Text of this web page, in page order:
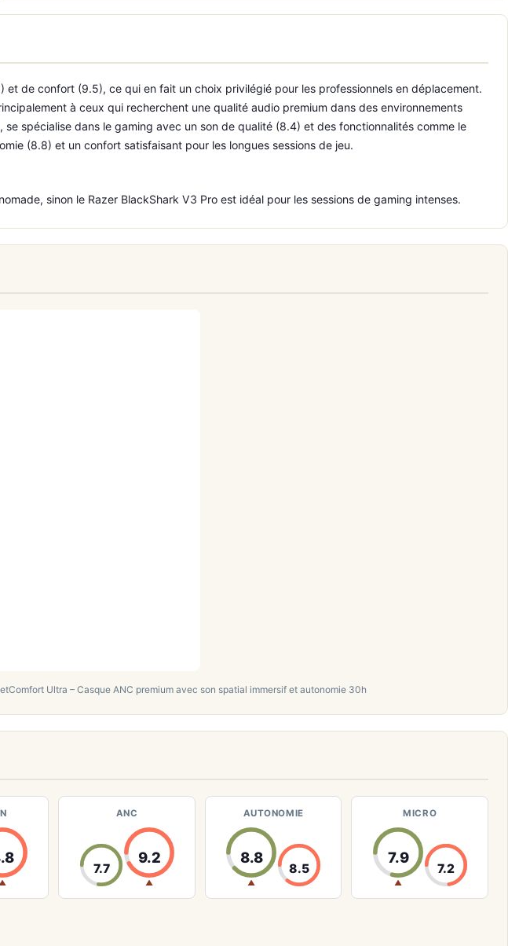
de confort (9.5), ce qui en fait un choix privilégié pour les professionnels en déplacement.
à ceux qui recherchent une qualité audio premium dans des environnements
spécialise dans le gaming avec un son de qualité (8.4) et des fonctionnalités comme le
(8.8) et un confort satisfaisant pour les longues sessions de jeu.
sinon le Razer BlackShark V3 Pro est idéal pour les sessions de gaming intenses.
Ultra – Casque ANC premium avec son spatial immersif et autonomie 30h
▲
ANC
7.7
9.2
▲
AUTONOMIE
8.8
▲
8.5
MICRO
7.9
▲
7.2